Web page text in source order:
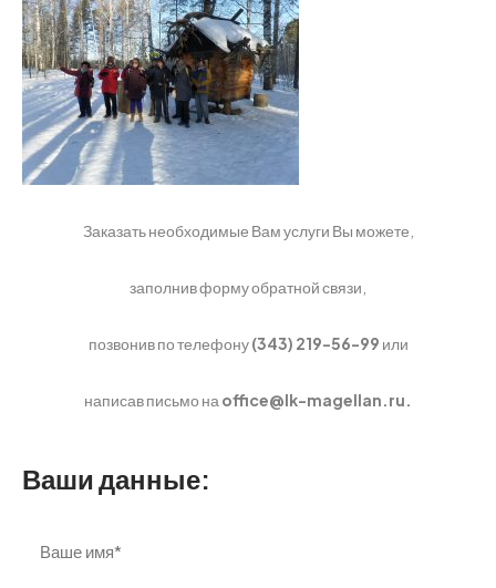
Заказать необходимые Вам услуги Вы можете,
заполнив форму обратной связи,
позвонив по телефону(343) 219-56-99 или
написав письмо на office@lk-magellan.ru.
Ваши данные: